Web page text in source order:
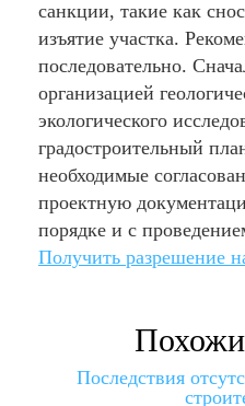
санкции, такие как
изъятие участка.
последовательно.
организацией
экологического
градостроительный
необходимые
проектную
порядке и с
Получить разрешение
Последствия